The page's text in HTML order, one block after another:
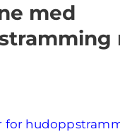
med
for